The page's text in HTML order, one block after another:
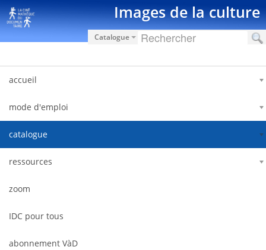
Salta al contigut Images de la culture
Catalogue
accueil
mode d'emploi
catalogue
ressources
zoom
IDC pour tous
abonnement VàD